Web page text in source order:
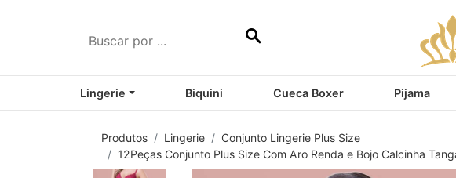
Lingerie Biquini Cueca Boxer Pijama
Produtos Lingerie
Conjunto Lingerie Plus Size
12Peças Conjunto Plus Size Com Aro Renda e Bojo Calcinha